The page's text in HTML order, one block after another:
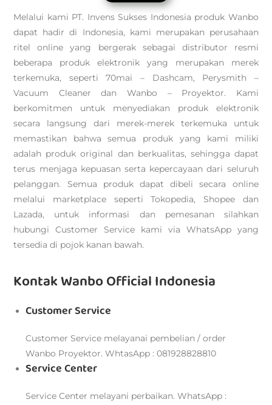
Melalui kami PT. Invens Sukses Indonesia produk Wanbo
dapat hadir di Indonesia, kami merupakan perusahaan
ritel online yang bergerak sebagai distributor resmi
beberapa produk elektronik yang merupakan merek
terkemuka, seperti 70mai – Dashcam, Perysmith –
Vacuum Cleaner dan Wanbo – Proyektor. Kami
berkomitmen untuk menyediakan produk elektronik
secara langsung dari merek-merek terkemuka untuk
memastikan bahwa semua produk yang kami miliki
adalah produk original dan berkualitas, sehingga dapat
terus menjaga kepuasan serta kepercayaan dari seluruh
pelanggan. Semua produk dapat dibeli secara online
melalui marketplace seperti Tokopedia, Shopee dan
Lazada, untuk informasi dan pemesanan silahkan
hubungi Customer Service kami via WhatsApp yang
tersedia di pojok kanan bawah.
Kontak Wanbo Official Indonesia
Customer Service
Customer Service melayanai pembelian / order
Wanbo Proyektor. WhtasApp : 081928828810
Service Center
Service Center melayani perbaikan. WhatsApp :